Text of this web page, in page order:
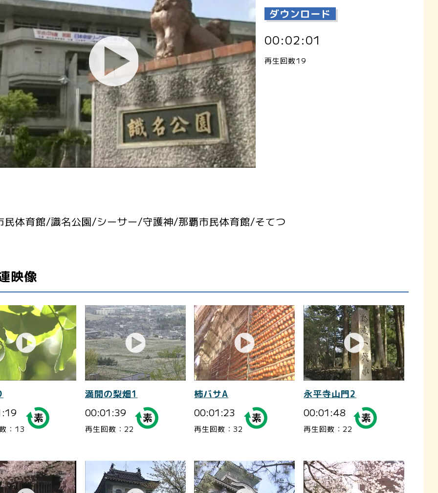
ダウンロード
00:02:01
再生回数19
民体育館/識名公園/シーサー/守護神/那覇市民体育館/そてつ
映像
：13
満開の梨畑1
00:01:39
再生回数：22
柿バサA
00:01:23
再生回数：32
永平寺山門2
00:01:48
再生回数：22